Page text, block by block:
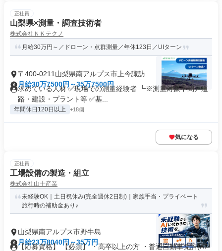
正社員
山梨県×測量・調査技術者
株式会社ＮＫテクノ
月給30万円～／ドローン・点群測量／年休123日／UIターン
〒400-0211山梨県南アルプス市上今諏訪
月給30万7500円～35万7500円
求めている人材 ✅現場での測量経験者 ┗※測量対象不問／道
路・建設・プラント等 ✅基...
年間休日120日以上 +18個
気になる
正社員
工場設備の製造・組立
株式会社山十産業
未経験OK｜土日祝休み(完全週休2日制)｜家族手当・プライベート
旅行時の補助金あり♪
山梨県南アルプス市野牛島
月給23万8040円～35万円
【応募資格】 【必須】 ・高卒以上の方 ・普通自動車免許(AT